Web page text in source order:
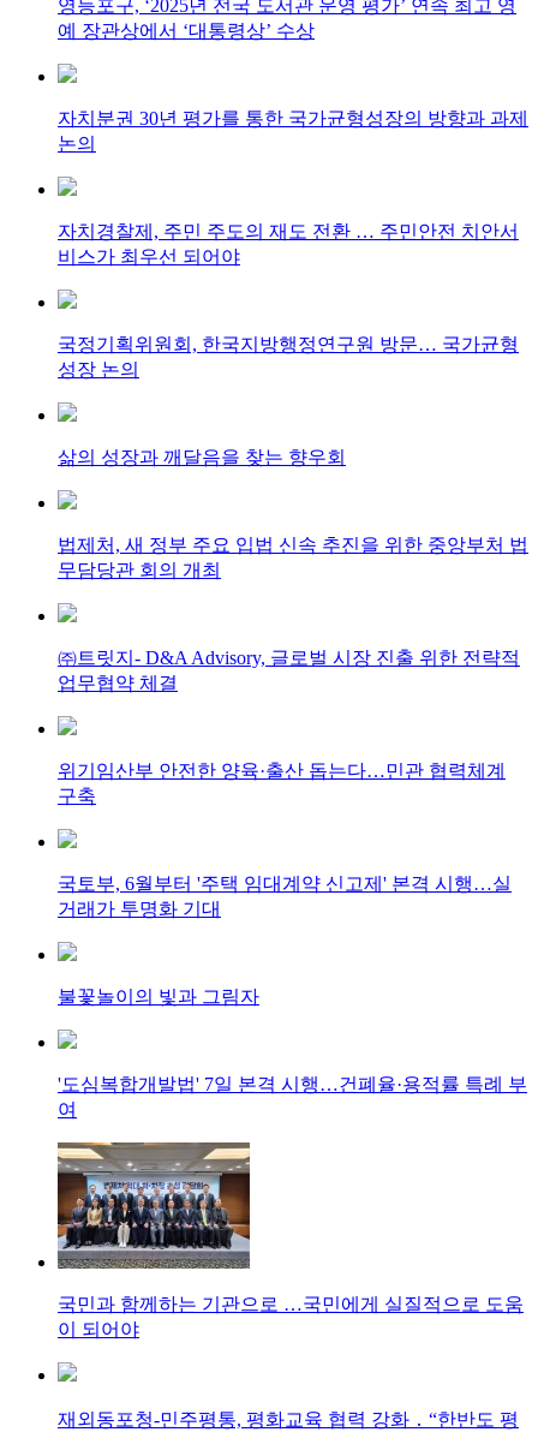
영등포구, ‘2025년 전국 도서관 운영 평가’ 연속 최고 영
예 장관상에서 ‘대통령상’ 수상
자치분권 30년 평가를 통한 국가균형성장의 방향과 과제
논의
자치경찰제, 주민 주도의 재도 전환 … 주민안전 치안서
비스가 최우선 되어야
국정기획위원회, 한국지방행정연구원 방문… 국가균형
성장 논의
삶의 성장과 깨달음을 찾는 향우회
법제처, 새 정부 주요 입법 신속 추진을 위한 중앙부처 법
무담당관 회의 개최
㈜트릿지- D&A Advisory, 글로벌 시장 진출 위한 전략적
업무협약 체결
위기임산부 안전한 양육·출산 돕는다…민관 협력체계
구축
국토부, 6월부터 '주택 임대계약 신고제' 본격 시행…실
거래가 투명화 기대
불꽃놀이의 빛과 그림자
'도심복합개발법' 7일 본격 시행…건폐율·용적률 특례 부
여
국민과 함께하는 기관으로 …국민에게 실질적으로 도움
이 되어야
재외동포청-민주평통, 평화교육 협력 강화 ․ “한반도 평